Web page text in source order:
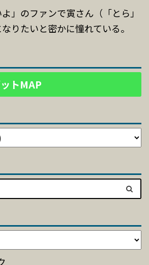
」のファンで寅さん（「とら」
りたいと密かに憧れている。
トMAP